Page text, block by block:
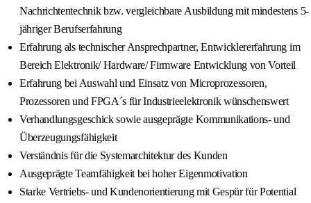
Nachrichtentechnik bzw. vergleichbare Ausbildung mit mindestens 5-
jähriger Berufserfahrung
Erfahrung als technischer Ansprechpartner, Entwicklererfahrung im
Bereich Elektronik/ Hardware/ Firmware Entwicklung von Vorteil
Erfahrung bei Auswahl und Einsatz von Microprozessoren,
Prozessoren und FPGA´s für Industrieelektronik wünschenswert
Verhandlungsgeschick sowie ausgeprägte Kommunikations- und
Überzeugungsfähigkeit
Verständnis für die Systemarchitektur des Kunden
Ausgeprägte Teamfähigkeit bei hoher Eigenmotivation
Starke Vertriebs- und Kundenorientierung mit Gespür für Potential